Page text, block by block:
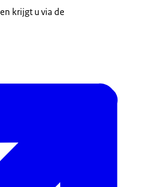
krijgt u via de